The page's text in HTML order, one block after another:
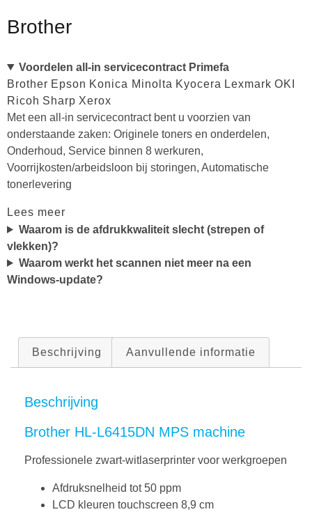
Brother
Voordelen all-in servicecontract Primefa
Brother Epson Konica Minolta Kyocera Lexmark OKI
Ricoh Sharp Xerox
Met een all-in servicecontract bent u voorzien van
onderstaande zaken: Originele toners en onderdelen,
Onderhoud, Service binnen 8 werkuren,
Voorrijkosten/arbeidsloon bij storingen, Automatische
tonerlevering
Lees meer
Waarom is de afdrukkwaliteit slecht (strepen of
vlekken)?
Waarom werkt het scannen niet meer na een
Windows-update?
Beschrijving Aanvullende informatie
Beschrijving
Brother HL-L6415DN MPS machine
Professionele zwart-witlaserprinter voor werkgroepen
Afdruksnelheid tot 50 ppm
LCD kleuren touchscreen 8,9 cm